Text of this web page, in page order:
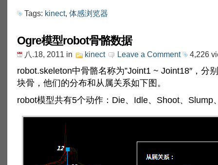
Tags: kinect, 体感浏览器
Ogre模型robot骨骼数据
八.18, 2011 in kinect Leave a Comment 4,226
robot.skeleton中骨骼名称为”Joint1 ~ Joint18″，分
块骨，他们的分布和从属关系如下图。
robot模型共有5个动作：Die、Idle、Shoot、Slump